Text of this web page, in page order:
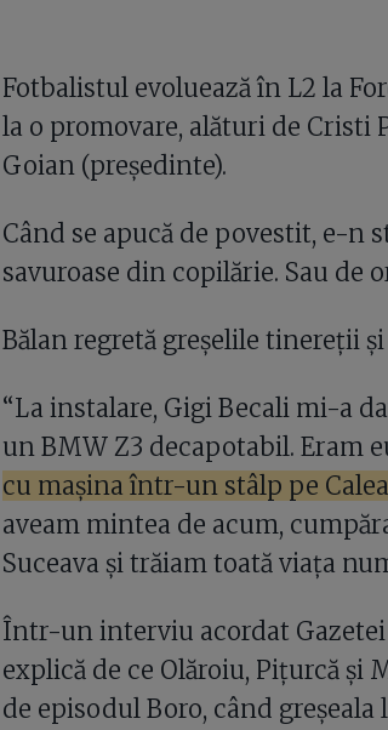
Fotbalistul evoluează în L2 la
la o promovare, alături de Cristi
Goian (președinte).
Când se apucă de povestit, e-n
savuroase din copilărie. Sau de
Bălan regretă greșelile tinereții
“La instalare, Gigi Becali mi-a
un BMW Z3 decapotabil. Eram
cu mașina într-un stâlp pe
aveam mintea de acum,
Suceava și trăiam toată viaţa
Într-un interviu acordat Gazetei
explică de ce Olăroiu, Piţurcă și
de episodul Boro, când